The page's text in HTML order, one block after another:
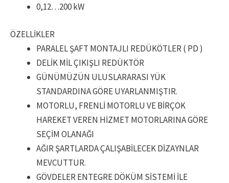
0,12…200 kW
ÖZELLİKLER
PARALEL ŞAFT MONTAJLI REDÜKÖTLER ( PD )
DELİK MİL ÇIKIŞLI REDÜKTÖR
GÜNÜMÜZÜN ULUSLARARASI YÜK
STANDARDINA GÖRE UYARLANMIŞTIR.
MOTORLU, FRENLİ MOTORLU VE BİRÇOK
HAREKET VEREN HİZMET MOTORLARINA GÖRE
SEÇİM OLANAĞI
AĞIR ŞARTLARDA ÇALIŞABİLECEK DİZAYNLAR
MEVCUTTUR.
GÖVDELER ENTEGRE DÖKÜM SİSTEMİ İLE